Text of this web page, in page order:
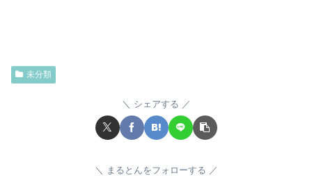
未分類
シェアする
まるとんをフォローする